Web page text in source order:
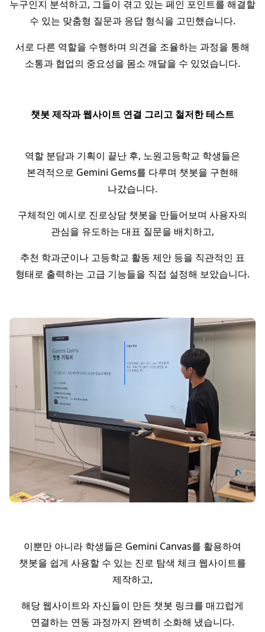
누구인지 분석하고, 그들이 겪고 있는 페인 포인트를 해결할
수 있는 맞춤형 질문과 응답 형식을 고민했습니다.
서로 다른 역할을 수행하며 의견을 조율하는 과정을 통해
소통과 협업의 중요성을 몸소 깨달을 수 있었습니다.
챗봇 제작과 웹사이트 연결 그리고 철저한 테스트
역할 분담과 기획이 끝난 후, 노원고등학교 학생들은
본격적으로 Gemini Gems를 다루며 챗봇을 구현해
나갔습니다.
구체적인 예시로 진로상담 챗봇을 만들어보며 사용자의
관심을 유도하는 대표 질문을 배치하고,
추천 학과군이나 고등학교 활동 제안 등을 직관적인 표
형태로 출력하는 고급 기능들을 직접 설정해 보았습니다.
이뿐만 아니라 학생들은 Gemini Canvas를 활용하여
챗봇을 쉽게 사용할 수 있는 진로 탐색 체크 웹사이트를
제작하고,
해당 웹사이트와 자신들이 만든 챗봇 링크를 매끄럽게
연결하는 연동 과정까지 완벽히 소화해 냈습니다.